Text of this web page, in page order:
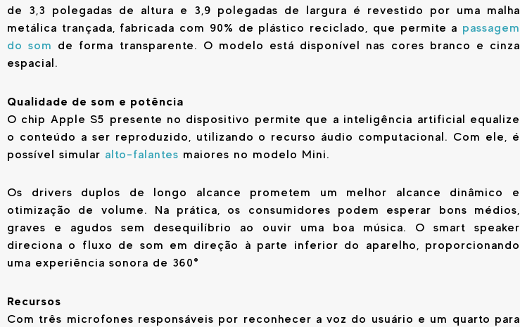
de 3,3 polegadas de altura e 3,9 polegadas de largura é revestido por uma malha
metálica trançada, fabricada com 90% de plástico reciclado, que permite a passagem
do som de forma transparente. O modelo está disponível nas cores branco e cinza
espacial.
Qualidade de som e potência
O chip Apple S5 presente no dispositivo permite que a inteligência artificial equalize
o conteúdo a ser reproduzido, utilizando o recurso áudio computacional. Com ele, é
possível simular alto-falantes maiores no modelo Mini.
Os drivers duplos de longo alcance prometem um melhor alcance dinâmico e
otimização de volume. Na prática, os consumidores podem esperar bons médios,
graves e agudos sem desequilíbrio ao ouvir uma boa música. O smart speaker
direciona o fluxo de som em direção à parte inferior do aparelho, proporcionando
uma experiência sonora de 360°
Recursos
Com três microfones responsáveis por reconhecer a voz do usuário e um quarto para